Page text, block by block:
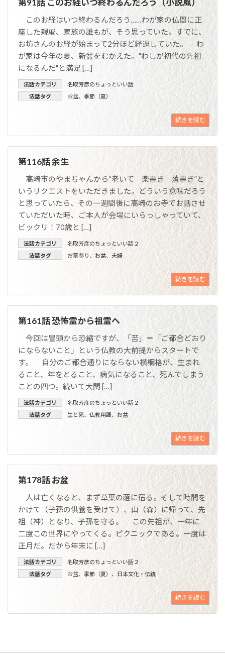
このお経はいつ終わるんだろう……わが家の仏間に正
座した親戚、家族の誰もが、そう思っていた。すでに、
お坊さんのお経が始まって2分ほど経過していた。 わ
が家は今年の夏、新盆をむかえた。"わしが初代の先祖
になるんだ"と満足 […]
法話カテゴリ
名取芳彦のちょっといい話
法話タグ
お盆、 季節（夏）
続きを読む
第116話 余生
高崎市のやまちゃんから“老いて 楽書き 落書き”と
いうリクエストをいただきました。どういう意味だろう
と思っていたら、その一週間後に高崎のお寺でお話させ
ていただいた時、ご本人が会場にいらっしゃっていて、
ビックリ！70歳と […]
法話カテゴリ
名取芳彦のちょっといい話２
法話タグ
お墓参り 、 お盆、 夫婦
続きを読む
第161話 恐怖霊から祖霊へ
今回は冒頭から恐縮ですが、「苦」＝「ご都合どおり
にならないこと」という仏教の大前提からスタートで
す。 自分のご都合通りにならない横綱格が、生まれ
ること、年をとること、病気になること、死んでしまう
ことの四つ。続いて大関 […]
法話カテゴリ
名取芳彦のちょっといい話２
法話タグ
生と死、 仏教用語、 お盆
続きを読む
第178話 お盆
人は亡くなると、まず草葉の蔭に宿る。そして時間を
かけて（子孫の供養を受けて）、山（森）に帰って、先
祖（神）となり、子孫を守る。 この先祖が、一年に
二度この世界にやってくる。ピクニックである。一度は
正月だ。だから年末に […]
法話カテゴリ
名取芳彦のちょっといい話２
法話タグ
お盆、 季節（夏） 、 日本文化・伝統
続きを読む